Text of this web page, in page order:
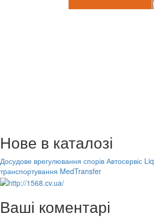
Нове в каталозі
Досудове врегулювання спорів Автосервіс
транспортування MedTransfer
Ваші коментарі